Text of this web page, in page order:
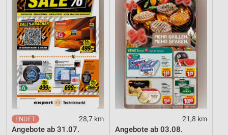
28,7 km
Angebote ab 31.07.
21,8 km
Angebote ab 03.08.